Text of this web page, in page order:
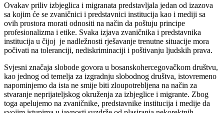
Ovakav priliv izbjeglica i migranata predstavljala jedan od izazova
sa kojim će se zvaničnici i predstavnici institucija kao i mediji sa
ovih prostora morati odnositi na način da poštuju principe
profesionalizma i etike. Svaka izjava zvaničnika i predstavnika
institucija u čijoj je nadležnosti rješavanje trenutne situacije mora
počivati na toleranciji, nediskriminaciji i poštivanju ljudskih prava.
Svjesni značaja slobode govora u bosanskohercegovačkom društvu,
kao jednog od temelja za izgradnju slobodnog društva, istovremeno
napominjemo da ista ne smije biti zloupotrebljena na način za
stvaranje neprijateljskog okruženja za izbjeglice i migrante. Zbog
toga apelujemo na zvaničnike, predstavnike institucija i medije da